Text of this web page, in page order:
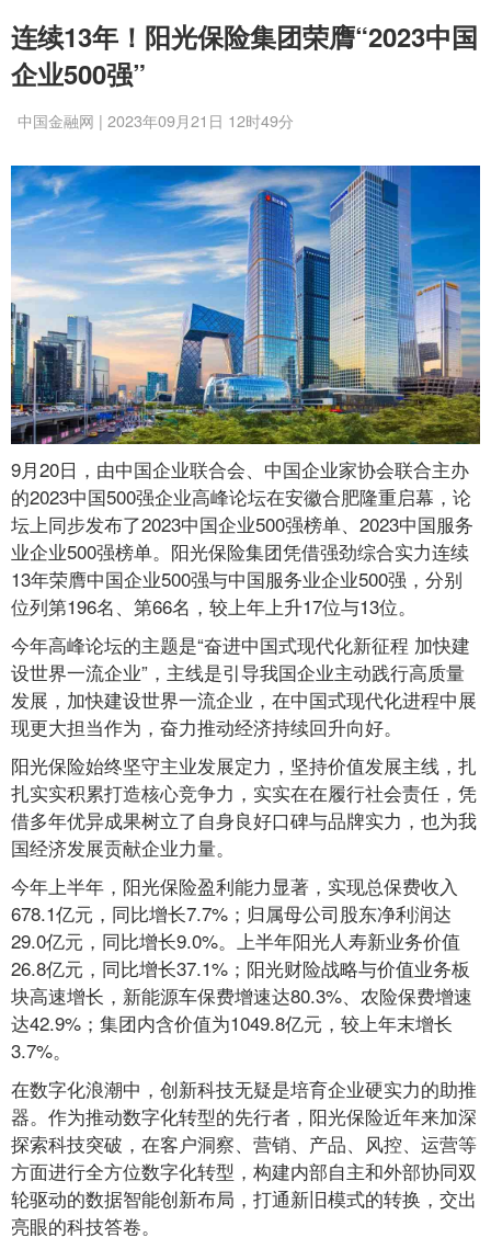
连续13年！阳光保险集团荣膺“2023中国
企业500强”
中国金融网 | 2023年09月21日 12时49分
9月20日，由中国企业联合会、中国企业家协会联合主办
的2023中国500强企业高峰论坛在安徽合肥隆重启幕，论
坛上同步发布了2023中国企业500强榜单、2023中国服务
业企业500强榜单。阳光保险集团凭借强劲综合实力连续
13年荣膺中国企业500强与中国服务业企业500强，分别
位列第196名、第66名，较上年上升17位与13位。
今年高峰论坛的主题是“奋进中国式现代化新征程 加快建
设世界一流企业”，主线是引导我国企业主动践行高质量
发展，加快建设世界一流企业，在中国式现代化进程中展
现更大担当作为，奋力推动经济持续回升向好。
阳光保险始终坚守主业发展定力，坚持价值发展主线，扎
扎实实积累打造核心竞争力，实实在在履行社会责任，凭
借多年优异成果树立了自身良好口碑与品牌实力，也为我
国经济发展贡献企业力量。
今年上半年，阳光保险盈利能力显著，实现总保费收入
678.1亿元，同比增长7.7%；归属母公司股东净利润达
29.0亿元，同比增长9.0%。上半年阳光人寿新业务价值
26.8亿元，同比增长37.1%；阳光财险战略与价值业务板
块高速增长，新能源车保费增速达80.3%、农险保费增速
达42.9%；集团内含价值为1049.8亿元，较上年末增长
3.7%。
在数字化浪潮中，创新科技无疑是培育企业硬实力的助推
器。作为推动数字化转型的先行者，阳光保险近年来加深
探索科技突破，在客户洞察、营销、产品、风控、运营等
方面进行全方位数字化转型，构建内部自主和外部协同双
轮驱动的数据智能创新布局，打通新旧模式的转换，交出
亮眼的科技答卷。